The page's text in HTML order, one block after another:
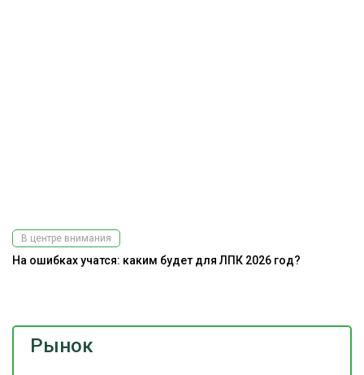
Рынок
В центре внимания
На ошибках учатся: каким будет для ЛПК 2026 год?